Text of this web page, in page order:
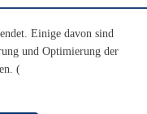
Einige davon sind
und Optimierung der
(